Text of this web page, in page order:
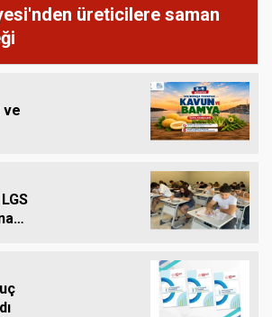
üreticilere saman
ve